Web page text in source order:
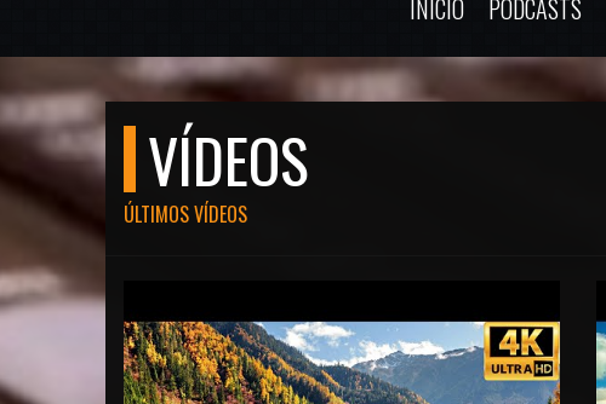
INÍCIO PODCASTS
VÍDEOS
ÚLTIMOS VÍDEOS